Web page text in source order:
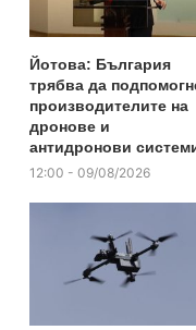
Йотова: България
трябва да
производителите на
дронове и
антидронови
12:00 - 09/08/2026